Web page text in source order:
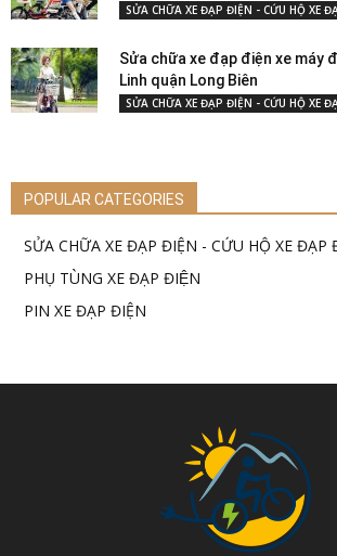
SỬA CHỮA XE ĐẠP ĐIỆN - CỨU HỘ XE
Sửa chữa xe đạp điện xe máy
Linh quận Long Biên
SỬA CHỮA XE ĐẠP ĐIỆN - CỨU HỘ XE
POPULAR CATEGORIES
SỬA CHỮA XE ĐẠP ĐIỆN - CỨU HỘ XE ĐẠP
PHỤ TÙNG XE ĐẠP ĐIỆN
PIN XE ĐẠP ĐIỆN